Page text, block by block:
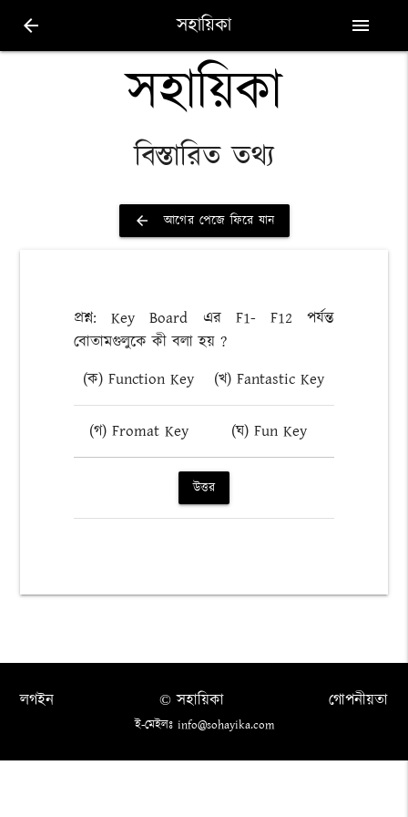
arrow_back সহায়িকা menu
সহায়িকা
বিস্তারিত তথ্য
arrow_back আগের পেজে ফিরে যান
প্রশ্ন: Key Board এর F1- F12 পর্যন্ত
বোতামগুলুকে কী বলা হয় ?
(ক) Function Key
(খ) Fantastic Key
(গ) Fromat Key (ঘ) Fun Key
উত্তর
লগইন গোপনীয়তা
© সহায়িকা
ই-মেইলঃ info@sohayika.com